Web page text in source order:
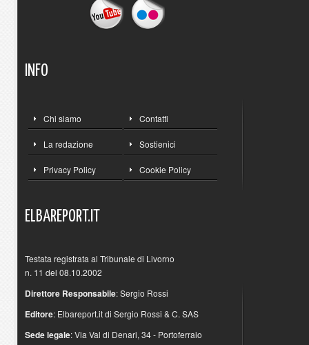
INFO
Chi siamo Contatti
La redazione Sostienici
Privacy Policy Cookie Policy
ELBAREPORT.IT
Testata registrata al Tribunale di Livorno
n. 11 del 08.10.2002
Direttore Responsabile: Sergio Rossi
Editore: Elbareport.it di Sergio Rossi & C. SAS
Sede legale: Via Val di Denari, 34 - Portoferraio